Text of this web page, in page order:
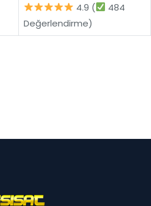
4.9 (
484
Değerlendirme)